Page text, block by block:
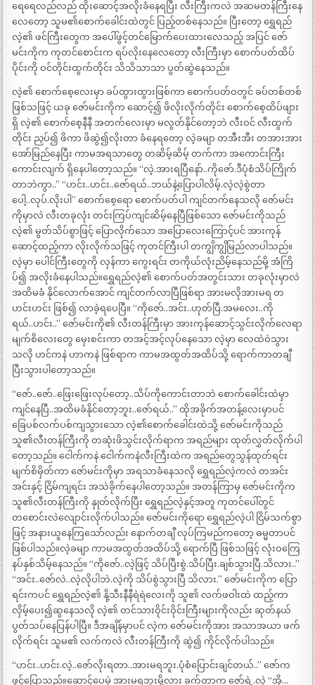
ရေရေလည်လည် ထိုးဆောင့်အလိုးခံနေရပြီး လီးကြီးကလဲ အဆမတန်ကြီးနေ
လေတော့ သူမ၏စောက်ခေါင်းထဲတွင် ပြည့်တစ်နေသည်။ ပြီးတော့ ရွှေရည်
လဲ့၏ ဖင်ကြီးတွေက အပေါ်ဖွင့်တင်မြောက်ပေးထားလေသည့် အပြင် ဇော်
မင်းကိုက ကုတင်စောင်းက ရပ်လိုးနေလေတော့ လီးကြီးမှာ စောက်ပတ်ထိပ်
ပိုင်းကို ဝင်တိုင်းထွက်တိုင်း သိသိသာသာ ပွတ်ဆွဲနေသည်။
လဲ့၏ စောက်စေ့လေးမှာ ခပ်ထွားထွားဖြစ်ကာ စောက်ပတ်ဝတွင် ခပ်တစ်တစ်
ဖြစ်သဖြင့် ယခု ဇော်မင်းကိုက ဆောင့်၍ ဖိလိုးလိုက်တိုင်း စောက်စေ့ထိပ်ဖျား
ရှိ လဲ့၏ စောက်စေ့နီနီ အတက်လေးမှာ မလွတ်နိုင်တော့ဘဲ လီးဝင် လီးထွက်
တိုင်း ညှပ်၍ ဖိကာ ဖိဆွဲ၍လိုးတာ ခံနေရတော့ လဲ့ခမျာ တအီးအီး တအားအား
အော်မြည်နေပြီး ကာမအရသာတွေ တဆိမ့်ဆိမ့် တက်ကာ အကောင်းကြီး
ကောင်းလျက် ရှိနေပါတော့သည်။ “လဲ့.အားရပြီနော်..ကိုဇော်.ဒီပုံစံသိပ်ကြိုက်
တာဘဲကွာ..” “ဟင်း..ဟင်း..ဇော်ရယ်..ဘယ်နဲ့ပြောပါလိမ့်.လဲ့လဲ့စွဲတာ
ပေါ့..လုပ်.လိုးပါ” စောက်စေ့ရော စောက်ပတ်ပါ ကျင်တက်နေသလို ဇော်မင်း
ကိုမှာလဲ လီးတခုလုံး တင်းကြပ်ကျင်ဆိမ့်နေပြီဖြစ်သော ဇော်မင်းကိုသည်
လဲ့၏ မွတ်သိပ်စွာဖြင့် ပြောလိုက်သော အပြောလေးကြောင့်ပင် အားကုန်
ဆောင့်ထည့်ကာ လိုးလိုက်သဖြင့် ကုတင်ကြီးပါ တကျွိကျွိမြည်လာပါသည်။
လဲ့မှာ ပေါင်ကြီးတွေကို လှန်ကာ ကွေးရင်း တကိုယ်လုံးညိမ့်နေသည်မို့ အံကြိ
ပ်၍ အလိုးခံနေပါသည်။ရွှေရည်လဲ့၏ စောက်ပတ်အတွင်းသား တခုလုံးမှာလဲ
အထိမခံ နိုင်လောက်အောင် ကျင်တက်လာပြီဖြစ်ရာ အားမလိုအားမရ တ
ဟင်းဟင်း ဖြစ်၍ လာခဲ့ရပေပြီ။ “ကိုဇော်..အင်း..ဟုတ်ပြီ.အမလေး..ကို
ရယ်..ဟင်း..” ဇော်မင်းကို၏ လီးတန်ကြီးမှာ အားကုန်ဆောင့်သွင်းလိုက်လေရာ
မျက်စိလေးတွေ မှေးစင်းကာ တအင့်အင့်လုပ်နေသော လဲ့မှာ လေထဲဝဲသွား
သလို ဟင်ကနဲ ဟာကနဲ ဖြစ်ရာက ကာမအထွတ်အထိပ်သို့ ရောက်ကာတချီ
ပြီးသွားပါတော့သည်။
“ဇော်..ဇော်..ဖြေးဖြေးလုပ်တော့..သိပ်ကိုကောင်းတာဘဲ စောက်ခေါင်းထဲမှာ
ကျင်နေပြီ..အထိမခံနိုင်တော့ဘူး..ဇော်ရယ်..” ထိုအခိုက်အတန့်လေးမှာပင်
ခြေပစ်လက်ပစ်ကျသွားသော လဲ့၏စောက်ခေါင်းထဲသို့ ဇော်မင်းကိုသည်
သူ၏လီးတန်ကြီးကို တဆုံးဖိသွင်းလိုက်ရာက အရည်များ ထုတ်လွှတ်လိုက်ပါ
တော့သည်။ ငေါက်ကနဲ ငေါက်ကနဲလီးကြီးထဲက အရည်တွေသွန်ထုတ်ရင်း
မျက်စိမှိတ်ကာ ဇော်မင်းကိုမှာ အရသာခံနေသလို ရွှေရည်လဲ့ကလဲ တအင်း
အင်းနှင့် ငြိမ်ကျရင်း အသဲခိုက်နေပါတော့သည်။ အတန်ကြာမှ ဇော်မင်းကိုက
သူ၏လီးတန်ကြီးကို နှုတ်လိုက်ပြီး ရွှေရည်လဲ့နှင့်အတူ ကုတင်ပေါ်တွင်
တစောင်းလဲလျောင်းလိုက်ပါသည်။ ဇော်မင်းကိုရော ရွှေရည်လဲ့ပါ ငြိမ်သက်စွာ
ဖြင့် အနားယူနေကြသော်လည်း နောက်တချီ လုပ်ကြမည်ကတော့ ဓမ္မတာပင်
ဖြစ်ပါသည်။လဲ့ခမျာ ကာမအထွတ်အထိပ်သို့ ရောက်ပြီ ဖြစ်သဖြင့် လုံးဝကြေ
နပ်နှစ်သိမ့်နေသည်။ “ကိုဇော်..လဲ့ဖြင့် သိပ်ပြီးစွဲ.သိပ်ပြီး.ချစ်သွားပြီ.သိလား..”
“အင်း..ဇော်လဲ..လဲ့လိုပါဘဲ.လဲ့ကို သိပ်စွဲသွားပြီ သိလား.” ဇော်မင်းကိုက ပြော
ရင်းကပင် ရွှေရည်လဲ့၏ နို့သီးနီနီရဲရဲလေးကို သူ၏ လက်ဖဝါးထဲ ထည့်ကာ
လှိမ့်ပေး၍ဆွနေသလို လဲ့၏ တင်သားဝိုင်းဝိုင်းကြီးများကိုလည်း ဆုတ်နယ်
ပွတ်သပ်နေပြန်ပါပြီ။ ဒီအချိန်မှာပင် လဲ့က ဇော်မင်းကိုအား အသာအယာ ဖက်
လိုက်ရင်း သူမ၏ လက်ကလဲ လီးတန်ကြီးကို ဆွဲ၍ ကိုင်လိုက်ပါသည်။
“ဟင်း..ဟင်း.လဲ့..ဇော်လိုးရတာ..အားမရဘူး.ပုံစံပြောင်းချင်တယ်..” ဇော်က
ဖွင့်ပြောသည်။ဆောင့်ပေမဲ့ အားမရဘူးမို့လား ခက်တာက ဇော်ရဲ့.လဲ့ “အို…